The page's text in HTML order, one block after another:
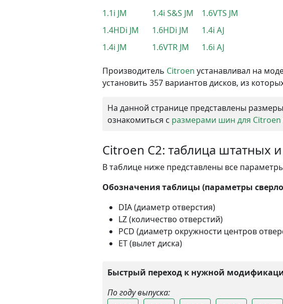
1.1i JM
1.4HDi JM
1.4i JM
1.4i S&S JM
1.6HDi JM
1.6VTR JM
1.6VTS JM
1.4i AJ
1.6i AJ
Производитель Citroen устанавливал на
установить 357 вариантов дисков, из
На данной странице представлены
ознакомиться с размерами шин для Citroen
Citroen C2: таблица штатных
В таблице ниже представлены все
Обозначения таблицы (параметры
DIA (диаметр отверстия)
LZ (количество отверстий)
PCD (диаметр окружности центров
ET (вылет диска)
Быстрый переход к нужной
По году выпуска: